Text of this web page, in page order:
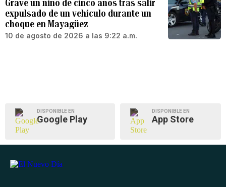
Grave un niño de cinco años tras salir
expulsado de un vehículo durante un
choque en Mayagüez
10 de agosto de 2026 a las 9:22 a.m.
DISPONIBLE EN
Google Play
DISPONIBLE EN
App Store